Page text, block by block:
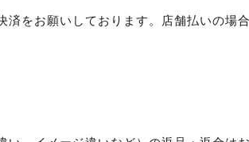
済をお願いしております。店舗払いの場